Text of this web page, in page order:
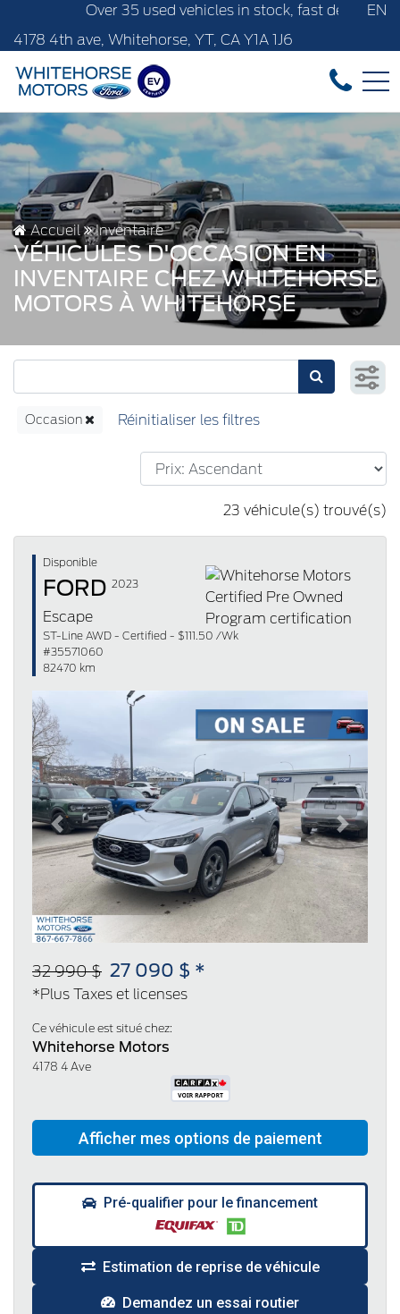
35 used vehicles in stock, fast delivery! Text our after-
4178 4th ave, Whitehorse, YT, CA Y1A 1J6
EN
Accueil Inventaire
VÉHICULES D'OCCASION EN
INVENTAIRE CHEZ WHITEHORSE
MOTORS À WHITEHORSE
Occasion
23 véhicule(s) trouvé(s)
Disponible
FORD 2023
Escape
ST-Line AWD - Certified - $111.50 /Wk
#35571060
82470 km
Previous Next
32 990 $ 27 090 $ *
*Plus Taxes et licenses
Ce véhicule est situé chez:
Whitehorse Motors
4178 4 Ave
Pré-qualifier pour le financement
Estimation de reprise de véhicule
Demandez un essai routier